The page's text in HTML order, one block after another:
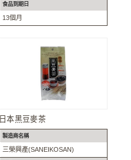
食品到期日
13個月
日本黑豆麥茶
製造商名稱
三榮興產(SANEIKOSAN)